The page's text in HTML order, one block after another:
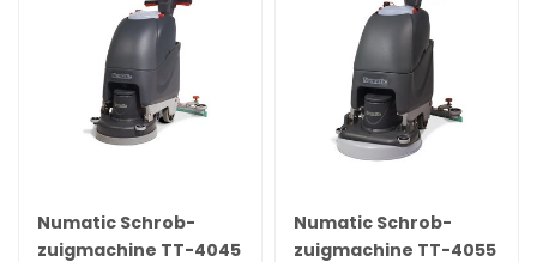
Numatic Schrob-
zuigmachine TT-4045
Numatic Schrob-
zuigmachine TT-4055